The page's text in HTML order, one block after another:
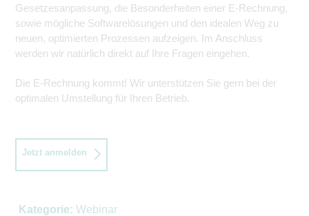
Gesetzesanpassung, die Besonderheiten einer E-Rechnung,
sowie mögliche Softwarelösungen und den idealen Weg zu
neuen, optimierten Prozessen aufzeigen. Im Anschluss
werden wir natürlich direkt auf Ihre Fragen eingehen.
Die E-Rechnung kommt! Wir unterstützen Sie gern bei der
optimalen Umstellung für Ihren Betrieb.
Jetzt anmelden
Kategorie: Webinar